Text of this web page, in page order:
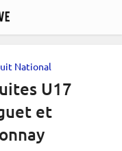
National
U17
et